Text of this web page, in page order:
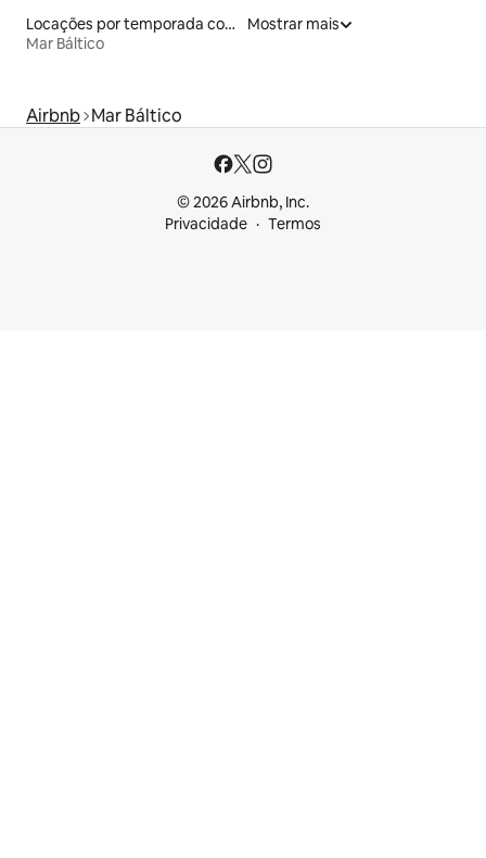
Locações por temporada com piscina
Mar Báltico
Mostrar mais
Airbnb Mar Báltico
© 2026 Airbnb, Inc.
Privacidade
Termos